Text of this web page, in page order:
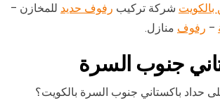
شركة تركيب رفوف حديد للمخازن –
– رفوف منازل.
جنوب السرة
حداد باكستاني جنوب السرة بالكويت؟